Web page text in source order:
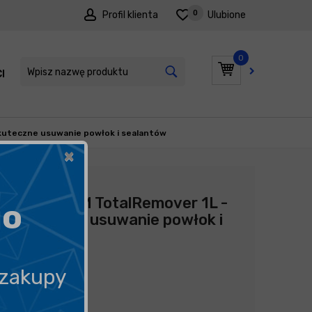
Profil klienta Ulubione
0
0
PROMOCJE
usuwanie powłok i sealantów
Producent: Gyeon
Gyeon Q2M TotalRemover 1L -
skuteczne usuwanie powłok i
sealantów
99,90 zł
litr
×